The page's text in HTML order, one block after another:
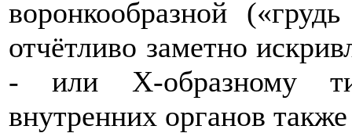
воронкообразной
отчётливо заметно
- или Х-образному
внутренних органов